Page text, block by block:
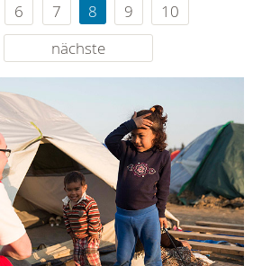
6 7 8 9
10
nächste